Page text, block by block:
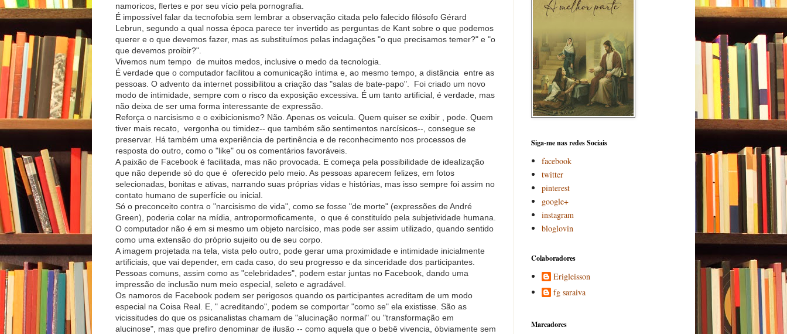
namoricos, flertes e por seu vício pela pornografia.
É impossível falar da tecnofobia sem lembrar a observação citada pelo falecido filósofo Gérard
Lebrun, segundo a qual nossa época parece ter invertido as perguntas de Kant sobre o que podemos
querer e o que devemos fazer, mas as substituímos pelas indagações "o que precisamos temer?" e "o
que devemos proibir?".
Vivemos num tempo de muitos medos, inclusive o medo da tecnologia.
É verdade que o computador facilitou a comunicação íntima e, ao mesmo tempo, a distância entre as
pessoas. O advento da internet possibilitou a criação das "salas de bate-papo". Foi criado um novo
modo de intimidade, sempre com o risco da exposição excessiva. É um tanto artificial, é verdade, mas
não deixa de ser uma forma interessante de expressão.
Reforça o narcisismo e o exibicionismo? Não. Apenas os veicula. Quem quiser se exibir , pode. Quem
tiver mais recato, vergonha ou timidez-- que também são sentimentos narcísicos--, consegue se
preservar. Há também uma experiência de pertinência e de reconhecimento nos processos de
resposta do outro, como o "like" ou os comentários favoráveis.
A paixão de Facebook é facilitada, mas não provocada. E começa pela possibilidade de idealização
que não depende só do que é oferecido pelo meio. As pessoas aparecem felizes, em fotos
selecionadas, bonitas e ativas, narrando suas próprias vidas e histórias, mas isso sempre foi assim no
contato humano de superfície ou inicial.
Só o preconceito contra o "narcisismo de vida", como se fosse "de morte" (expressões de André
Green), poderia colar na mídia, antropormoficamente, o que é constituído pela subjetividade humana.
O computador não é em si mesmo um objeto narcísico, mas pode ser assim utilizado, quando sentido
como uma extensão do próprio sujeito ou de seu corpo.
A imagem projetada na tela, vista pelo outro, pode gerar uma proximidade e intimidade inicialmente
artificiais, que vai depender, em cada caso, do seu progresso e da sinceridade dos participantes.
Pessoas comuns, assim como as "celebridades", podem estar juntas no Facebook, dando uma
impressão de inclusão num meio especial, seleto e agradável.
Os namoros de Facebook podem ser perigosos quando os participantes acreditam de um modo
especial na Coisa Real. E, " acreditando", podem se comportar "como se" ela existisse. São as
vicissitudes do que os psicanalistas chamam de "alucinação normal" ou "transformação em
alucinose", mas que prefiro denominar de ilusão -- como aquela que o bebê vivencia, òbviamente sem
Siga-me nas redes Sociais
facebook
twitter
pinterest
google+
instagram
bloglovin
Colaboradores
Erigleisson
fg saraiva
Marcadores